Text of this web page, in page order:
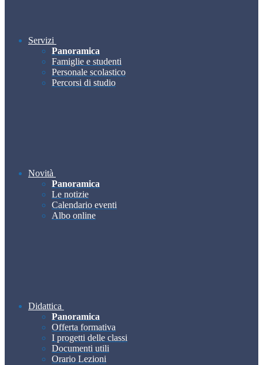
Servizi
Panoramica
Famiglie e studenti
Personale scolastico
Percorsi di studio
Novità
Panoramica
Le notizie
Calendario eventi
Albo online
Didattica
Panoramica
Offerta formativa
I progetti delle classi
Documenti utili
Orario Lezioni